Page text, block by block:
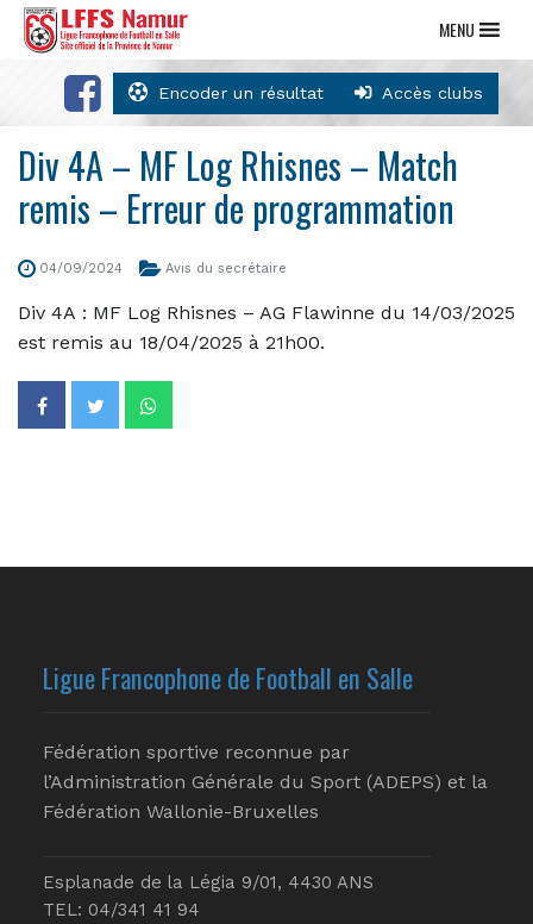
Encoder un résultat Accès clubs
MENU
Div 4A – MF Log Rhisnes – Match
remis – Erreur de programmation
04/09/2024 Avis du secrétaire
Div 4A : MF Log Rhisnes – AG Flawinne du 14/03/2025
est remis au 18/04/2025 à 21h00.
Ligue Francophone de Football en Salle
Fédération sportive reconnue par
l’Administration Générale du Sport (ADEPS) et la
Fédération Wallonie-Bruxelles
Esplanade de la Légia 9/01, 4430 ANS
TEL: 04/341 41 94